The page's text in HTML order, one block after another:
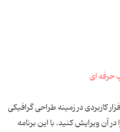
کاربردی در زمینه طراحی گرافیکی
آن ویرایش کنید. با این برنامه